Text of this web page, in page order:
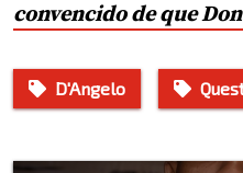
convencido de que
D'Angelo